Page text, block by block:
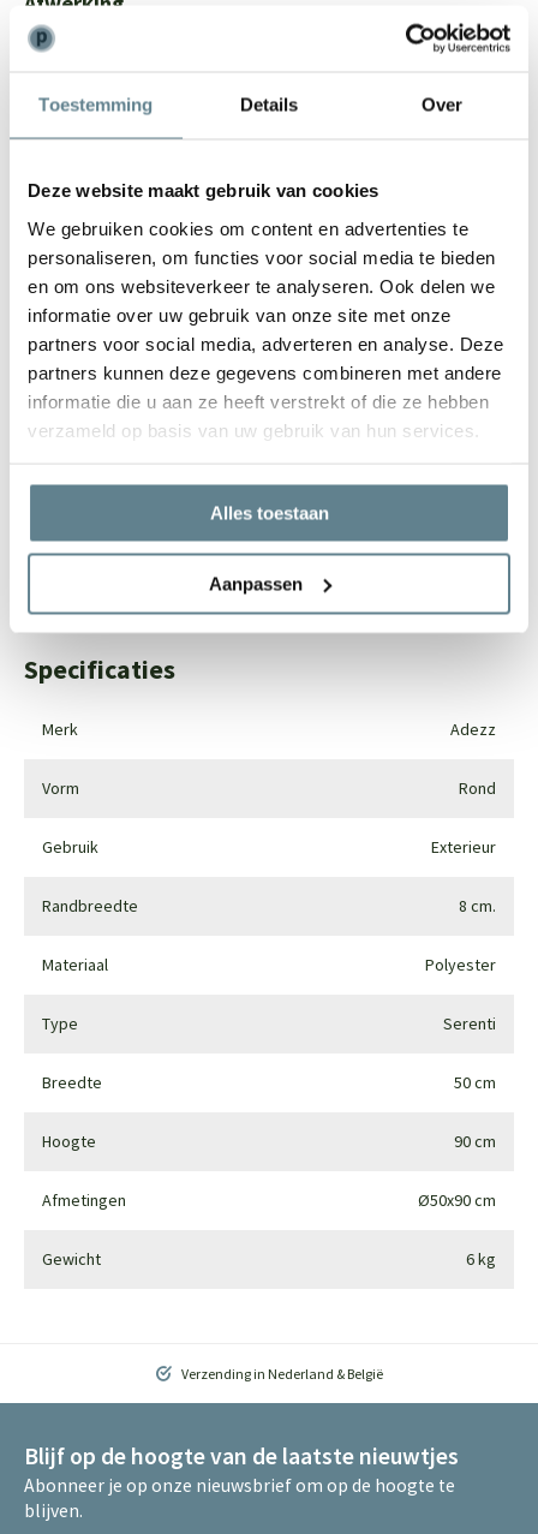
Toestemming Details Over
Deze website maakt gebruik van cookies
We gebruiken cookies om content en advertenties te
personaliseren, om functies voor social media te bieden
en om ons websiteverkeer te analyseren. Ook delen we
informatie over uw gebruik van onze site met onze
partners voor social media, adverteren en analyse. Deze
partners kunnen deze gegevens combineren met andere
informatie die u aan ze heeft verstrekt of die ze hebben
verzameld op basis van uw gebruik van hun services.
Alles toestaan
Aanpassen
Let op: De onderkant van de polyester plantenbakken is niet
onderzijde betreft.
We staan voor je klaar
Wil je advies of heb je een vraag? Neem contact op met ons
team!
Start chat
Whatsapp0344-228104
Specificaties
Merk Adezz
Vorm Rond
Gebruik Exterieur
Randbreedte 8 cm.
Materiaal Polyester
Type Serenti
Breedte 50 cm
Hoogte 90 cm
Afmetingen Ø50x90 cm
Gewicht 6 kg
Verzending in Nederland & België
Blijf op de hoogte van de laatste nieuwtjes
Abonneer je op onze nieuwsbrief om op de hoogte te
blijven.